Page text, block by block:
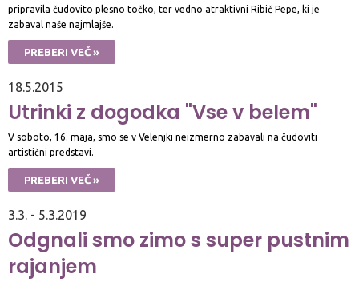
pripravila čudovito plesno točko, ter vedno atraktivni Ribič Pepe, ki je
zabaval naše najmlajše.
PREBERI VEČ »
18.5.2015
Utrinki z dogodka "Vse v belem"
V soboto, 16. maja, smo se v Velenjki neizmerno zabavali na čudoviti
artistični predstavi.
PREBERI VEČ »
3.3. - 5.3.2019
Odgnali smo zimo s super pustnim
rajanjem